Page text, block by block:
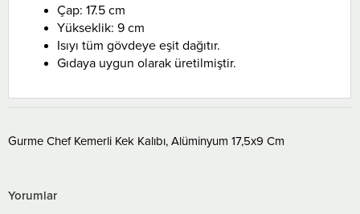
Çap: 17.5 cm
Yükseklik: 9 cm
Isıyı tüm gövdeye eşit dağıtır.
Gıdaya uygun olarak üretilmiştir.
Gurme Chef Kemerli Kek Kalıbı, Alüminyum 17,5x9 Cm
Yorumlar